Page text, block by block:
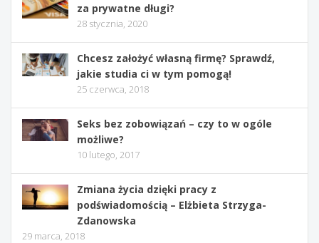
za prywatne długi?
28 stycznia, 2020
Chcesz założyć własną firmę? Sprawdź,
jakie studia ci w tym pomogą!
25 czerwca, 2018
Seks bez zobowiązań – czy to w ogóle
możliwe?
10 lutego, 2017
Zmiana życia dzięki pracy z
podświadomością – Elżbieta Strzyga-
Zdanowska
29 marca, 2018